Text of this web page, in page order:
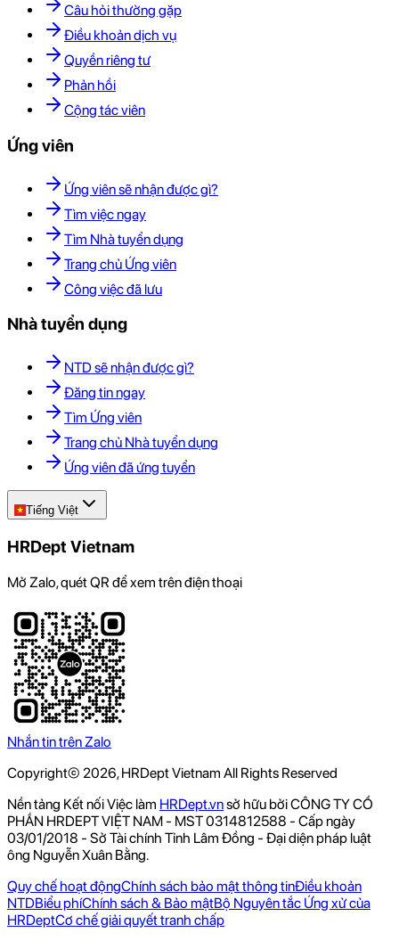
Câu hỏi thường gặp
Điều khoản dịch vụ
Quyền riêng tư
Phản hồi
Cộng tác viên
Ứng viên
Ứng viên sẽ nhận được gì?
Tìm việc ngay
Tìm Nhà tuyển dụng
Trang chủ Ứng viên
Công việc đã lưu
Nhà tuyển dụng
NTD sẽ nhận được gì?
Đăng tin ngay
Tìm Ứng viên
Trang chủ Nhà tuyển dụng
Ứng viên đã ứng tuyển
Tiếng Việt
HRDept Vietnam
Mở Zalo, quét QR để xem trên điện thoại
Nhắn tin trên Zalo
Copyright© 2026, HRDept Vietnam All Rights Reserved
Nền tảng Kết nối Việc làm HRDept.vnsở hữu bởi CÔNG TY CỔ
PHẦN HRDEPT VIỆT NAM - MST 0314812588 - Cấp ngày
03/01/2018 - Sở Tài chính Tỉnh Lâm Đồng - Đại diện pháp luật
ông Nguyễn Xuân Bằng.
Quy chế hoạt độngChính sách bảo mật thông tinĐiều khoản
NTDBiểu phíChính sách & Bảo mậtBộ Nguyên tắc Ứng xử của
HRDeptCơ chế giải quyết tranh chấp